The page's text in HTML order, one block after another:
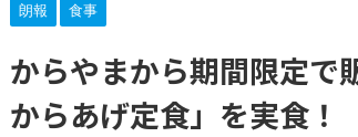
朗報 食事
からやまから期間限定で
からあげ定⾷」を実食！